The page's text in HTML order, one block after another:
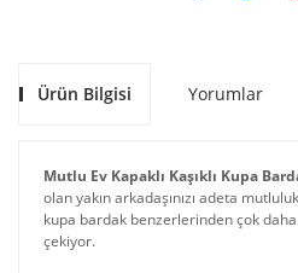
Ürün Bilgisi Yorumlar
Mutlu Ev Kapaklı Kaşıklı Kupa
olan yakın arkadaşınızı adeta
kupa bardak benzerlerinden çok daha
çekiyor.